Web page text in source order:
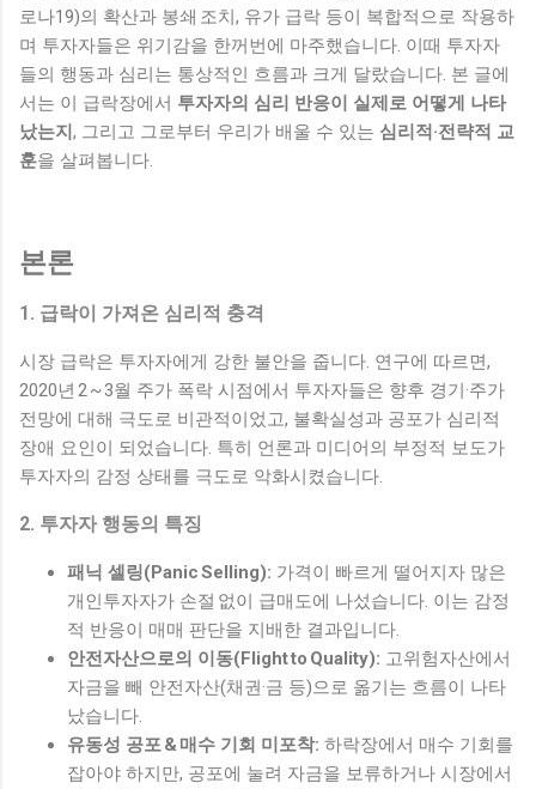
로나19)의 확산과 봉쇄 조치, 유가 급락 등이 복합적으로 작용하
며 투자자들은 위기감을 한꺼번에 마주했습니다. 이때 투자자
들의 행동과 심리는 통상적인 흐름과 크게 달랐습니다. 본 글에
서는 이 급락장에서 투자자의 심리 반응이 실제로 어떻게 나타
났는지 , 그리고 그로부터 우리가 배울 수 있는 심리적·전략적 교
훈을 살펴봅니다.
본론
1. 급락이 가져온 심리적 충격
시장 급락은 투자자에게 강한 불안을 줍니다. 연구에 따르면,
2020년 2 ~ 3월 주가 폭락 시점에서 투자자들은 향후 경기·주가
전망에 대해 극도로 비관적이었고, 불확실성과 공포가 심리적
장애 요인이 되었습니다. 특히 언론과 미디어의 부정적 보도가
투자자의 감정 상태를 극도로 악화시켰습니다.
2. 투자자 행동의 특징
패닉 셀링(Panic Selling): 가격이 빠르게 떨어지자 많은
개인투자자가 손절 없이 급매도에 나섰습니다. 이는 감정
적 반응이 매매 판단을 지배한 결과입니다.
안전자산으로의 이동(Flight to Quality): 고위험자산에서
자금을 빼 안전자산(채권·금 등)으로 옮기는 흐름이 나타
났습니다.
유동성 공포 & 매수 기회 미포착: 하락장에서 매수 기회를
잡아야 하지만, 공포에 눌려 자금을 보류하거나 시장에서